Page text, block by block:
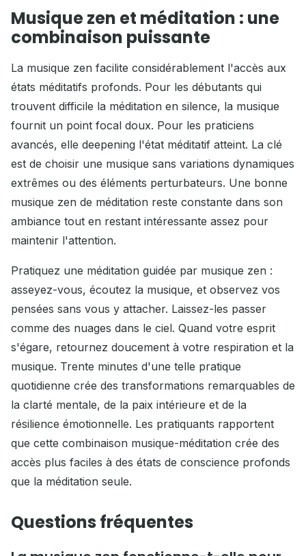
Musique zen et méditation : une
combinaison puissante
La musique zen facilite considérablement l'accès aux
états méditatifs profonds. Pour les débutants qui
trouvent difficile la méditation en silence, la musique
fournit un point focal doux. Pour les praticiens
avancés, elle deepening l'état méditatif atteint. La clé
est de choisir une musique sans variations dynamiques
extrêmes ou des éléments perturbateurs. Une bonne
musique zen de méditation reste constante dans son
ambiance tout en restant intéressante assez pour
maintenir l'attention.
Pratiquez une méditation guidée par musique zen :
asseyez-vous, écoutez la musique, et observez vos
pensées sans vous y attacher. Laissez-les passer
comme des nuages dans le ciel. Quand votre esprit
s'égare, retournez doucement à votre respiration et la
musique. Trente minutes d'une telle pratique
quotidienne crée des transformations remarquables de
la clarté mentale, de la paix intérieure et de la
résilience émotionnelle. Les pratiquants rapportent
que cette combinaison musique-méditation crée des
accès plus faciles à des états de conscience profonds
que la méditation seule.
Questions fréquentes